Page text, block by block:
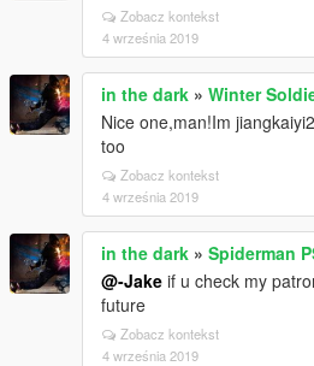
Zobacz kontekst
4 września 2019
in the dark » Winter
Nice one,man!Im
too
Zobacz kontekst
4 września 2019
in the dark » Spiderman
@-Jake if u check my
future
Zobacz kontekst
4 września 2019